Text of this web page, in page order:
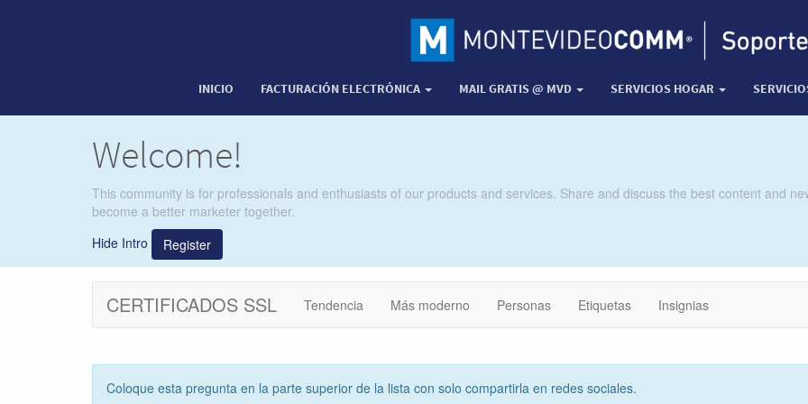
INICIO FACTURACIÓN ELECTRÓNICA MAIL GRATIS @ MVD SERVICIOS HOGAR
Welcome!
This community is for professionals and enthusiasts of our products and services. Share and discuss the best content and
become a better marketer together.
Hide Intro
Register
CERTIFICADOS SSL Tendencia Más moderno Personas Etiquetas Insignias
Coloque esta pregunta en la parte superior de la lista con solo compartirla en redes sociales.